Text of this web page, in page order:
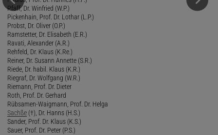
Pfaff, Dr. Winfried (W.P.)
Pickenhain, Prof. Dr. Lothar (L.P.)
Probst, Dr. Oliver (O.P.)
Ramstetter, Dr. Elisabeth (E.R.)
Ravati, Alexander (A.R.)
Rehfeld, Dr. Klaus (K.Re.)
Reiner, Dr. Susann Annette (S.R.)
Riede, Dr. habil. Klaus (K.R.)
Riegraf, Dr. Wolfgang (W.R.)
Riemann, Prof. Dr. Dieter
Roth, Prof. Dr. Gerhard
Rübsamen-Waigmann, Prof. Dr. Helga
Sachße (†), Dr. Hanns (H.S.)
Sander, Prof. Dr. Klaus (K.S.)
Sauer, Prof. Dr. Peter (P.S.)